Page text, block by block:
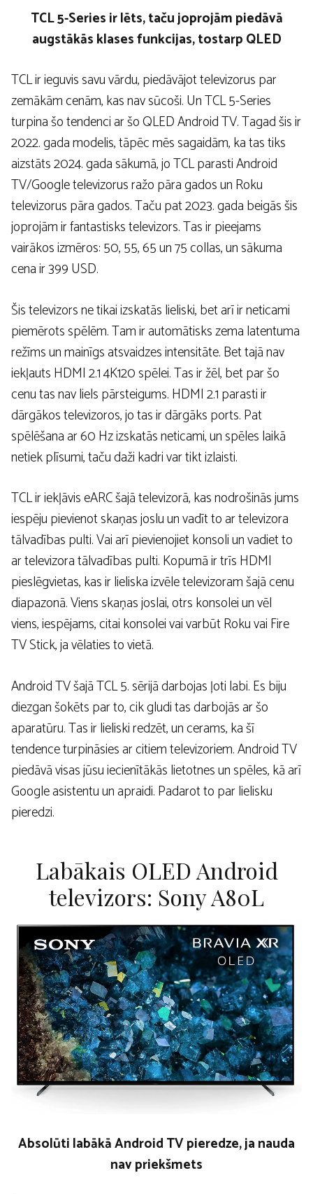
TCL 5-Series ir lēts, taču joprojām piedāvā
augstākās klases funkcijas, tostarp QLED
TCL ir ieguvis savu vārdu, piedāvājot televizorus par
zemākām cenām, kas nav sūcoši. Un TCL 5-Series
turpina šo tendenci ar šo QLED Android TV. Tagad šis ir
2022. gada modelis, tāpēc mēs sagaidām, ka tas tiks
aizstāts 2024. gada sākumā, jo TCL parasti Android
TV/Google televizorus ražo pāra gados un Roku
televizorus pāra gados. Taču pat 2023. gada beigās šis
joprojām ir fantastisks televizors. Tas ir pieejams
vairākos izmēros: 50, 55, 65 un 75 collas, un sākuma
cena ir 399 USD.
Šis televizors ne tikai izskatās lieliski, bet arī ir neticami
piemērots spēlēm. Tam ir automātisks zema latentuma
režīms un mainīgs atsvaidzes intensitāte. Bet tajā nav
iekļauts HDMI 2.1 4K120 spēlei. Tas ir žēl, bet par šo
cenu tas nav liels pārsteigums. HDMI 2.1 parasti ir
dārgākos televizoros, jo tas ir dārgāks ports. Pat
spēlēšana ar 60 Hz izskatās neticami, un spēles laikā
netiek plīsumi, taču daži kadri var tikt izlaisti.
TCL ir iekļāvis eARC šajā televizorā, kas nodrošinās jums
iespēju pievienot skaņas joslu un vadīt to ar televizora
tālvadības pulti. Vai arī pievienojiet konsoli un vadiet to
ar televizora tālvadības pulti. Kopumā ir trīs HDMI
pieslēgvietas, kas ir lieliska izvēle televizoram šajā cenu
diapazonā. Viens skaņas joslai, otrs konsolei un vēl
viens, iespējams, citai konsolei vai varbūt Roku vai Fire
TV Stick, ja vēlaties to vietā.
Android TV šajā TCL 5. sērijā darbojas ļoti labi. Es biju
diezgan šokēts par to, cik gludi tas darbojās ar šo
aparatūru. Tas ir lieliski redzēt, un cerams, ka šī
tendence turpināsies ar citiem televizoriem. Android TV
piedāvā visas jūsu iecienītākās lietotnes un spēles, kā arī
Google asistentu un apraidi. Padarot to par lielisku
pieredzi.
Labākais OLED Android
televizors: Sony A80L
Absolūti labākā Android TV pieredze, ja nauda
nav priekšmets